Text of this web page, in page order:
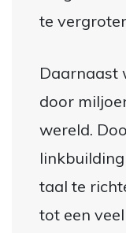
te
Daarnaast
door
wereld.
taal te
tot een